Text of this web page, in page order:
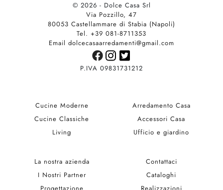
© 2026 - Dolce Casa Srl
Via Pozzillo, 47
80053 Castellammare di Stabia (Napoli)
Tel. +39 081-8711353
Email dolcecasaarredamenti@gmail.com
P.IVA 09831731212
Cucine Moderne
Cucine Classiche
Living
Arredamento Casa
Accessori Casa
Ufficio e giardino
La nostra azienda
I Nostri Partner
Contattaci
Cataloghi